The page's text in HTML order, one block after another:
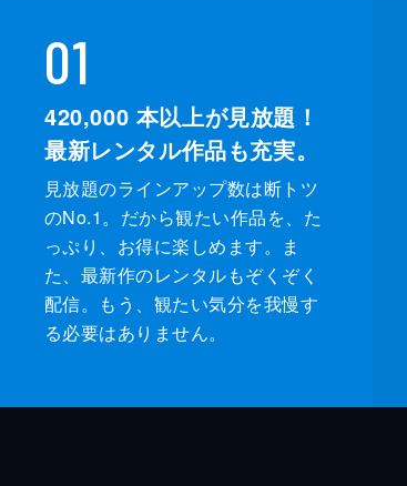
01
420,000 本以上が見放題！
最新レンタル作品も充実。
見放題のラインアップ数は断トツ
のNo.1。だから観たい作品を、た
っぷり、お得に楽しめます。ま
た、最新作のレンタルもぞくぞく
配信。もう、観たい気分を我慢す
る必要はありません。